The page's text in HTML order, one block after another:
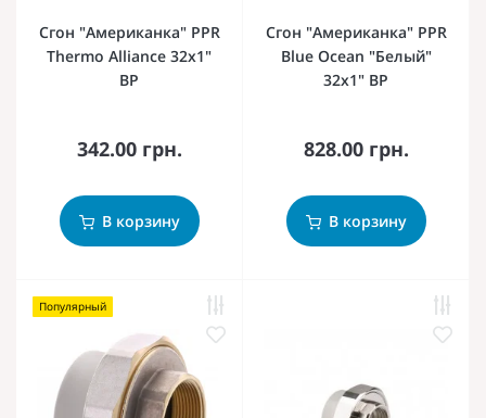
Сгон "Американка" PPR
Thermo Alliance 32х1"
ВР
342.00 грн.
В корзину
Сгон "Американка" PPR
Blue Ocean "Белый"
32х1" ВР
828.00 грн.
В корзину
Популярный